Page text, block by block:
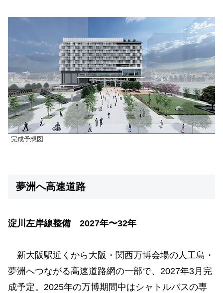
完成予想図
夢洲へ高速道路
淀川左岸線整備 2027年〜32年
新大阪駅近くから大阪・関西万博会場の人工島・
夢洲へつながる高速道路網の一部で、2027年3月完
成予定。2025年の万博期間中はシャトルバスの専